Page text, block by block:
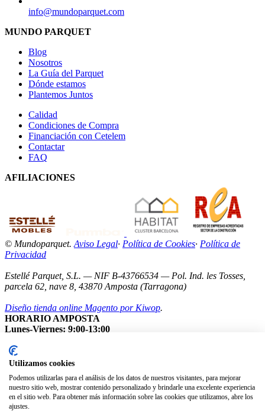
info@mundoparquet.com
MUNDO PARQUET
Blog
Nosotros
La Guía del Parquet
Dónde estamos
Plantemos Juntos
Calidad
Condiciones de Compra
Financiación con Cetelem
Contactar
FAQ
AFILIACIONES
© Mundoparquet. Aviso Legal· Política de Cookies· Política de
Privacidad
Estellé Parquet, S.L. — NIF B-43766534 — Pol. Ind. les Tosses,
parcela 62, nave 8, 43870 Amposta (Tarragona)
Diseño tienda online Magento por Kiwop.
HORARIO AMPOSTA
Lunes-Viernes: 9:00-13:00
Nota: Nuestro showroom está abierto exclusivamente con cita
previa.
Utilizamos cookies
Podemos utilizarlas para el análisis de los datos de nuestros visitantes, para mejorar
nuestro sitio web, mostrar contenido personalizado y brindarle una excelente experiencia
en el sitio web. Para obtener más información sobre las cookies que utilizamos, abre los
ajustes.